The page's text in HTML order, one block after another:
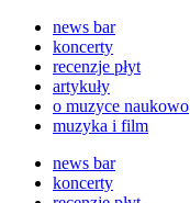
news bar
koncerty
recenzje płyt
artykuły
o muzyce naukowo
muzyka i film
news bar
koncerty